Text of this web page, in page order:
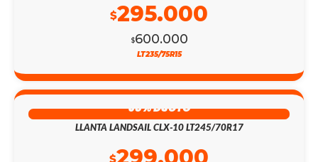
$600.000
$295.000
LT235/75R15
58% DSCTO
LLANTA LANDSAIL CLX-10 LT245/70R17
$